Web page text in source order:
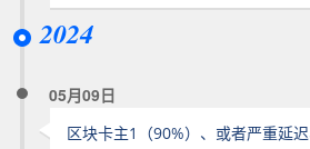
2024
05月09日
区块卡主1（90%）、或者严重延